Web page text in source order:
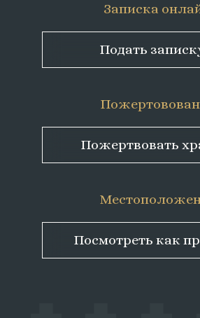
Посмотреть как
Пожертвовать
Подать
Записка